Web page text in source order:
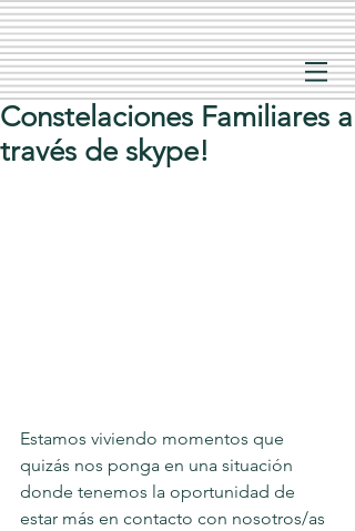
Constelaciones Familiares a
través de skype!
Estamos viviendo momentos que
quizás nos ponga en una situación
donde tenemos la oportunidad de
estar más en contacto con nosotros/as